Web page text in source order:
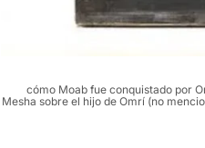
cómo Moab fue conquistado por
Mesha sobre el hijo de Omrí (no